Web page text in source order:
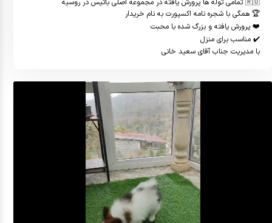
با مديريت جناب آقاى سعيد خانى